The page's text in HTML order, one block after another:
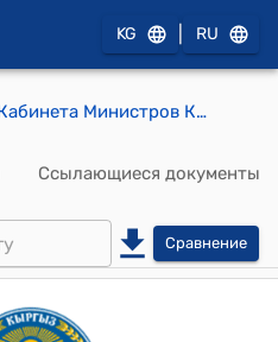
KG RU
Постановление Кабинета Министров КР от 31 июля 2024 года № 445 "Об утверждении Перечня организаций и объектов, в которых в обязательном порядке создается противопожарная служба"
Ссылающиеся документы
Сравнение